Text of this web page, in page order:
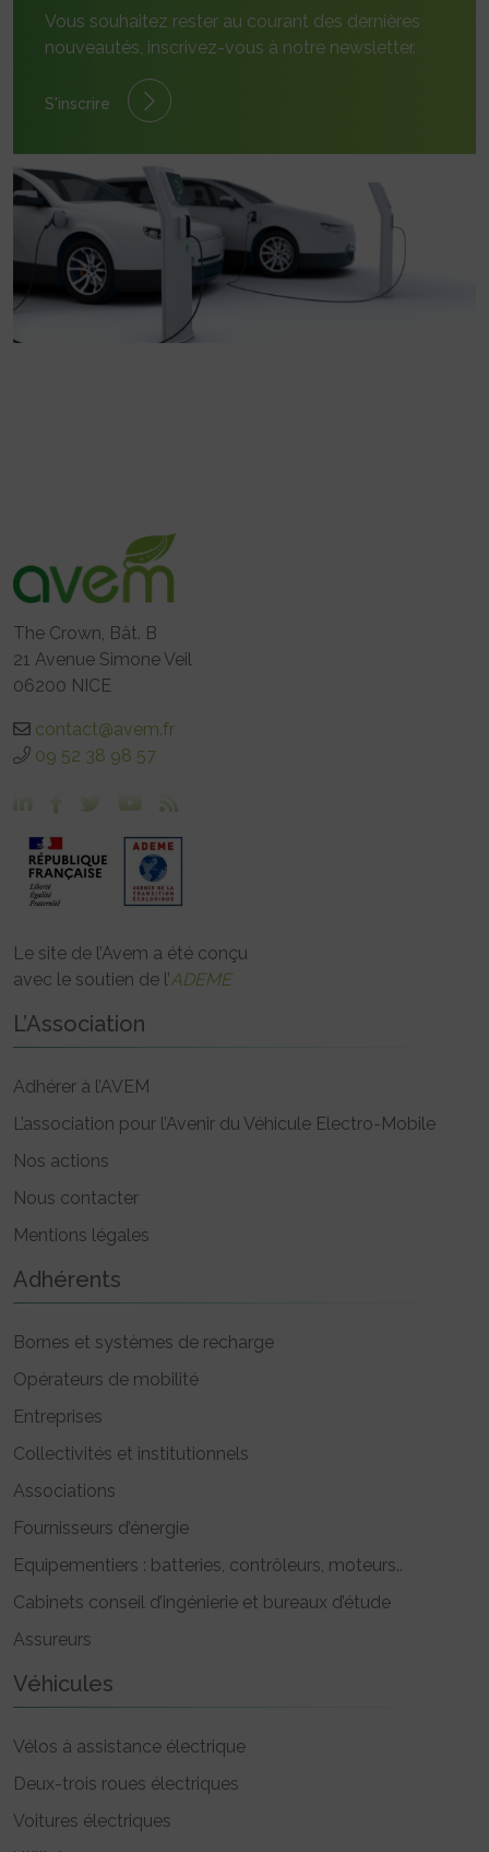
Vous souhaitez rester au courant des dernières
nouveautés, inscrivez-vous à notre newsletter.
S'inscrire
The Crown, Bât. B
21 Avenue Simone Veil
06200 NICE
contact@avem.fr
09 52 38 98 57
Le site de l’Avem a été conçu
avec le soutien de l’ADEME
L’Association
Adhérer à l’AVEM
L’association pour l’Avenir du Véhicule Electro-Mobile
Nos actions
Nous contacter
Mentions légales
Adhérents
Bornes et systèmes de recharge
Opérateurs de mobilité
Entreprises
Collectivités et institutionnels
Associations
Fournisseurs d’énergie
Equipementiers : batteries, contrôleurs, moteurs..
Cabinets conseil d’ingénierie et bureaux d’étude
Assureurs
Véhicules
Vélos à assistance électrique
Deux-trois roues électriques
Voitures électriques